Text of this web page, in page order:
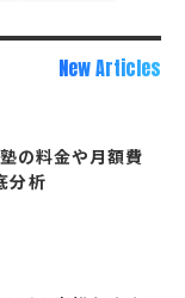
New Articles
の料金や月額費
分析